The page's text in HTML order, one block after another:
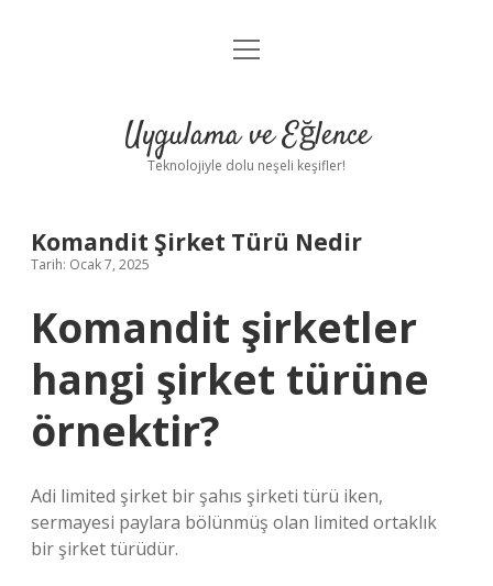
Anasayfa
Yasal Uyarı
menüyü
Uygulama ve Eğlence
Teknolojiyle dolu neşeli keşifler!
Komandit Şirket Türü Nedir
Tarih: Ocak 7, 2025
Komandit şirketler
hangi şirket türüne
örnektir?
Adi limited şirket bir şahıs şirketi türü iken,
sermayesi paylara bölünmüş olan limited ortaklık
bir şirket türüdür.